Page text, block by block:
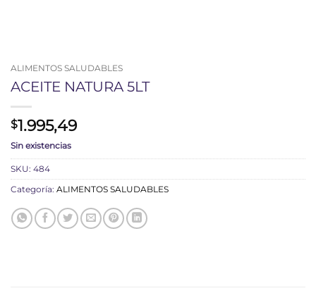
ALIMENTOS SALUDABLES
ACEITE NATURA 5LT
$1.995,49
Sin existencias
SKU: 484
Categoría: ALIMENTOS SALUDABLES